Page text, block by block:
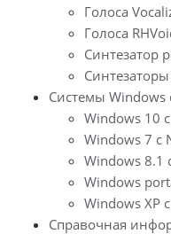
Голоса
Голоса
Синтезатор
Синтезаторы
Системы Windows
Windows 10
Windows 7 с
Windows 8.1
Windows
Windows XP
Справочная